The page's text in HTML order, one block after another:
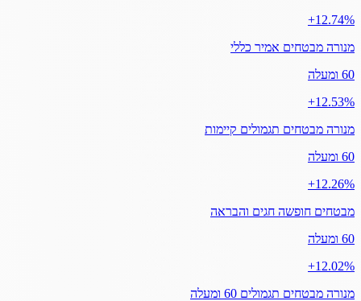
‎+12.74%
מנורה מבטחים אמיר כללי
60 ומעלה
‎+12.53%
מנורה מבטחים תגמולים קיימות
60 ומעלה
‎+12.26%
מבטחים חופשה חגים והבראה
60 ומעלה
‎+12.02%
מנורה מבטחים תגמולים 60 ומעלה